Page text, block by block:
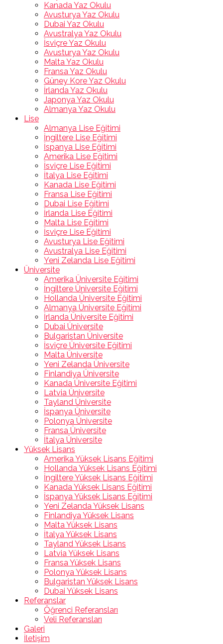
Kanada Yaz Okulu
Avusturya Yaz Okulu
Dubai Yaz Okulu
Avustralya Yaz Okulu
İsviçre Yaz Okulu
Avusturya Yaz Okulu
Malta Yaz Okulu
Fransa Yaz Okulu
Güney Kore Yaz Okulu
İrlanda Yaz Okulu
Japonya Yaz Okulu
Almanya Yaz Okulu
Lise
Almanya Lise Eğitimi
İngiltere Lise Eğitimi
İspanya Lise Eğitimi
Amerika Lise Eğitimi
İsviçre Lise Eğitimi
İtalya Lise Eğitimi
Kanada Lise Eğitimi
Fransa Lise Eğitimi
Dubai Lise Eğitimi
İrlanda Lise Eğitimi
Malta Lise Eğitimi
İsviçre Lise Eğitimi
Avusturya Lise Eğitimi
Avustralya Lise Eğitimi
Yeni Zelanda Lise Eğitimi
Üniversite
Amerika Üniversite Eğitimi
İngiltere Üniversite Eğitimi
Hollanda Üniversite Eğitimi
Almanya Üniversite Eğitimi
İrlanda Üniversite Eğitimi
Dubai Üniversite
Bulgaristan Üniversite
İsviçre Üniversite Eğitimi
Malta Üniversite
Yeni Zelanda Üniversite
Finlandiya Üniversite
Kanada Üniversite Eğitimi
Latvia Üniversite
Tayland Üniversite
İspanya Üniversite
Polonya Üniversite
Fransa Üniversite
İtalya Üniversite
Yüksek Lisans
Amerika Yüksek Lisans Eğitimi
Hollanda Yüksek Lisans Eğitimi
İngiltere Yüksek Lisans Eğitimi
Kanada Yüksek Lisans Eğitimi
İspanya Yüksek Lisans Eğitimi
Yeni Zelanda Yüksek Lisans
Finlandiya Yüksek Lisans
Malta Yüksek Lisans
İtalya Yüksek Lisans
Tayland Yüksek Lisans
Latvia Yüksek Lisans
Fransa Yüksek Lisans
Polonya Yüksek Lisans
Bulgaristan Yüksek Lisans
Dubai Yüksek Lisans
Referanslar
Öğrenci Referansları
Veli Referansları
Galeri
İletişim